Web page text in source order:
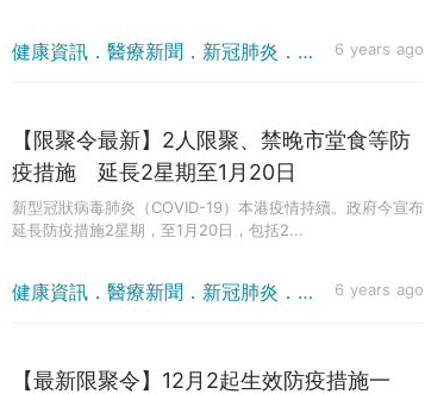
健康資訊．醫療新聞．新冠肺炎．疫情消息 6 years ago
健康資訊．醫療新聞．新冠肺炎．疫情消息 6 years ago
【限聚令最新】2人限聚、禁晚市堂食等防
疫措施 延長2星期至1月20日
新型冠狀病毒肺炎（COVID-19）本港疫情持續。政府今宣布
延長防疫措施2星期，至1月20日，包括2...
【最新限聚令】12月2起生效防疫措施一